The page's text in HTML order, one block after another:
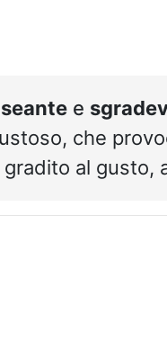
e
che
gradito al gusto,